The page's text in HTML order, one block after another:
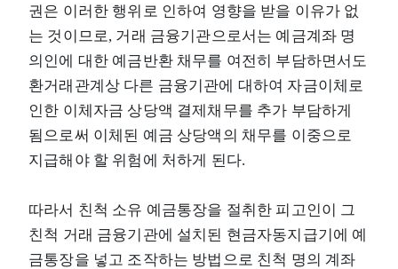
권은 이러한 행위로 인하여 영향을 받을 이유가 없
는 것이므로, 거래 금융기관으로서는 예금계좌 명
의인에 대한 예금반환 채무를 여전히 부담하면서도
환거래관계상 다른 금융기관에 대하여 자금이체로
인한 이체자금 상당액 결제채무를 추가 부담하게
됨으로써 이체된 예금 상당액의 채무를 이중으로
지급해야 할 위험에 처하게 된다.
따라서 친척 소유 예금통장을 절취한 피고인이 그
친척 거래 금융기관에 설치된 현금자동지급기에 예
금통장을 넣고 조작하는 방법으로 친척 명의 계좌